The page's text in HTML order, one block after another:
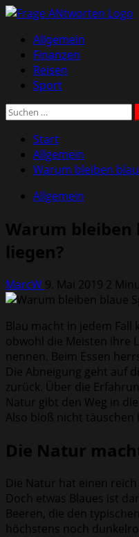
Zum
springen
Primäres
Menü
Allgemein
Finanzen
Reisen
Sport
Suchen
Start
Allgemein
Warum bleiben
Allgemein
Warum bleiben
liegen?
MarcW 9. Mai 2019 2
Blau macht in jedem Fall
obwohl die Meisten ihre
nennen. Beim Essen
Die Abneigung geht auf
zurück. Über die
Natur gibt den Weg in
Also bloß nicht täuschen
Die Natur
Die Natur hat einen
Doch etwas Blaues ist
Beeren, die den
höchstens noch